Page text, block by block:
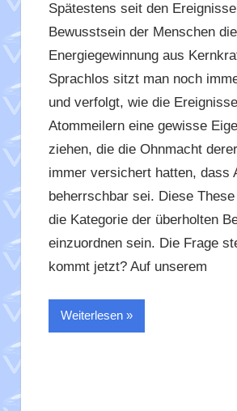
Spätestens seit den
Bewusstsein der Menschen
Energiegewinnung aus
Sprachlos sitzt man noch
und verfolgt, wie die
Atommeilern eine gewisse
ziehen, die die Ohnmacht
immer versichert hatten, dass
beherrschbar sei. Diese
die Kategorie der überholten
einzuordnen sein. Die Frage
kommt jetzt? Auf unserem
Weiterlesen